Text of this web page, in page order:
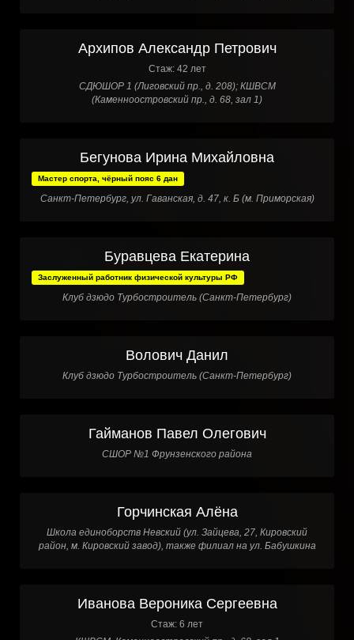
Архипов Александр Петрович
Стаж: 42 лет
СДЮШОР 1 (Лиговский пр., д. 208); КШВСМ
(Каменноостровский пр., д. 68, зал 1)
Бегунова Ирина Михайловна
Мастер спорта, чёрный пояс 6 дан
Санкт-Петербург, ул. Гаванская, д. 47, к. Б (м. Приморская)
Буравцева Екатерина
Заслуженный работник физической культуры РФ
Клуб дзюдо Турбостроитель (Санкт-Петербург)
Волович Данил
Клуб дзюдо Турбостроитель (Санкт-Петербург)
Гайманов Павел Олегович
СШОР №1 Фрунзенского района
Горчинская Алёна
Школа единоборств Невский (ул. Зайцева, 27, Кировский
район, м. Кировский завод), также филиал на ул. Бабушкина
Иванова Вероника Сергеевна
Стаж: 6 лет